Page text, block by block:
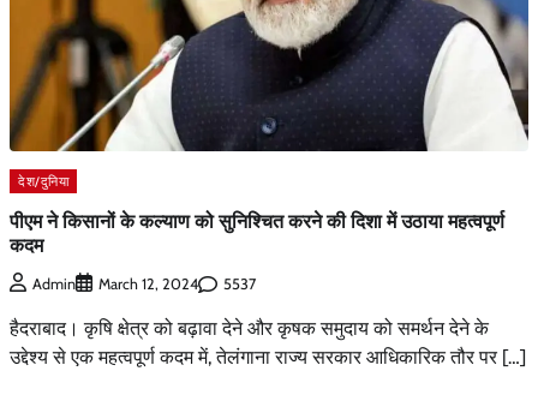
देश/दुनिया
पीएम ने किसानों के कल्याण को सुनिश्चित करने की दिशा में उठाया महत्वपूर्ण
कदम
Admin March 12, 2024 5537
हैदराबाद। कृषि क्षेत्र को बढ़ावा देने और कृषक समुदाय को समर्थन देने के
उद्देश्य से एक महत्वपूर्ण कदम में, तेलंगाना राज्य सरकार आधिकारिक तौर पर […]